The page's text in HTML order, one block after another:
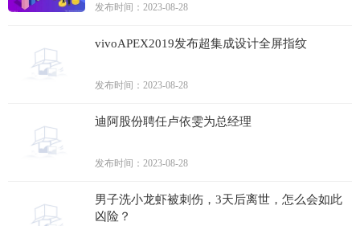
发布时间：2023-08-28
vivoAPEX2019发布超集成设计全屏指纹
发布时间：2023-08-28
迪阿股份聘任卢依雯为总经理
发布时间：2023-08-28
男子洗小龙虾被刺伤，3天后离世，怎么会如此
凶险？